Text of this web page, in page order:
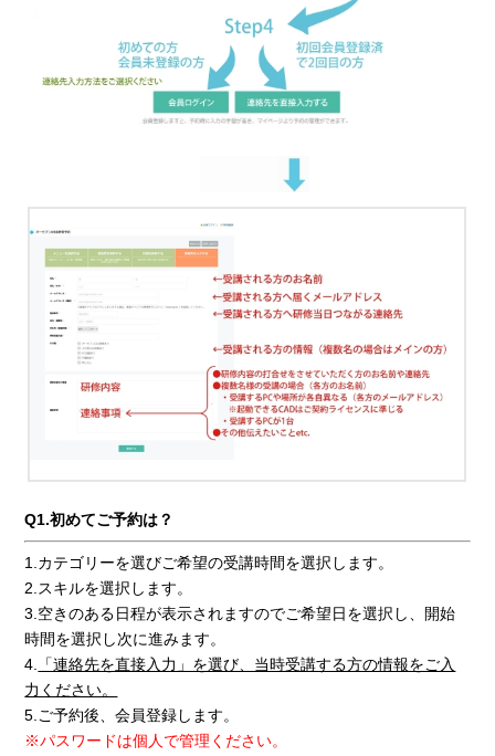
Q1.初めてご予約は？
1.カテゴリーを選びご希望の受講時間を選択します。
2.スキルを選択します。
3.空きのある日程が表示されますのでご希望日を選択し、開始
時間を選択し次に進みます。
4.
「連絡先を直接入力」を選び、当時受講する方の情報をご入
力ください。
5.ご予約後、会員登録します。
※パスワードは個人で管理ください。